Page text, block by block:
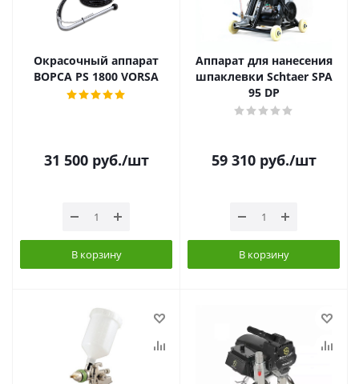
Окрасочный аппарат
ВОРСА PS 1800 VORSA
31 500руб./шт
В корзину
Аппарат для нанесения
шпаклевки Schtaer SPA
95 DP
59 310руб./шт
В корзину